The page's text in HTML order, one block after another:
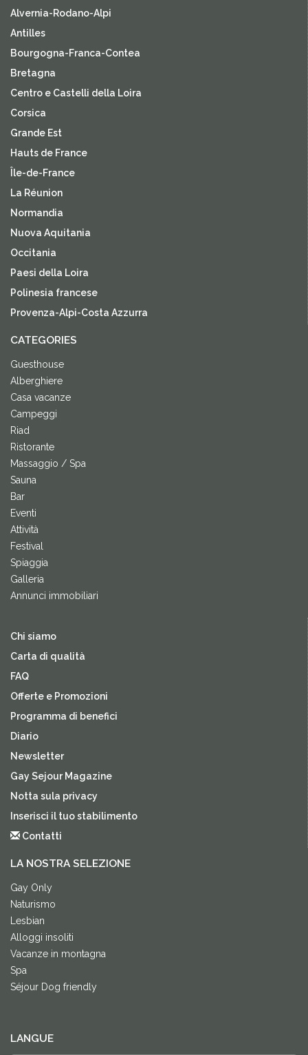
Alvernia-Rodano-Alpi
Antilles
Bourgogna-Franca-Contea
Bretagna
Centro e Castelli della Loira
Corsica
Grande Est
Hauts de France
Île-de-France
La Réunion
Normandia
Nuova Aquitania
Occitania
Paesi della Loira
Polinesia francese
Provenza-Alpi-Costa Azzurra
CATEGORIES
Guesthouse
Alberghiere
Casa vacanze
Campeggi
Riad
Ristorante
Massaggio / Spa
Sauna
Bar
Eventi
Attività
Festival
Spiaggia
Galleria
Annunci immobiliari
Chi siamo
Carta di qualità
FAQ
Offerte e Promozioni
Programma di benefici
Diario
Newsletter
Gay Sejour Magazine
Notta sula privacy
Inserisci il tuo stabilimento
Contatti
LA NOSTRA SELEZIONE
Gay Only
Naturismo
Lesbian
Alloggi insoliti
Vacanze in montagna
Spa
Séjour Dog friendly
LANGUE